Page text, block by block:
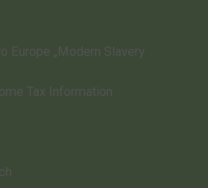
Europe „Modern Slavery
Tax Information